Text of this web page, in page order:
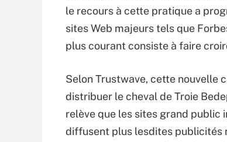
le recours à cette pratique a
sites Web majeurs tels que
plus courant consiste à faire
Selon Trustwave, cette nouvelle
distribuer le cheval de Troie
relève que les sites grand public
diffusent plus lesdites publicités